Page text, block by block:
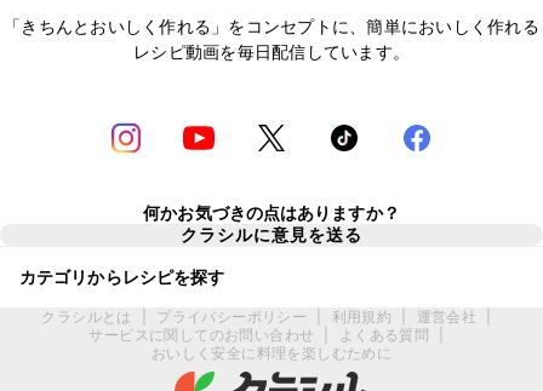
「きちんとおいしく作れる」をコンセプトに、簡単においしく作れる
レシピ動画を毎日配信しています。
何かお気づきの点はありますか？
クラシルに意見を送る
カテゴリからレシピを探す
クラシルとは プライバシーポリシー 利用規約 運営会社
サービスに関してのお問い合わせ
よくある質問
おいしく安全に料理を楽しむために